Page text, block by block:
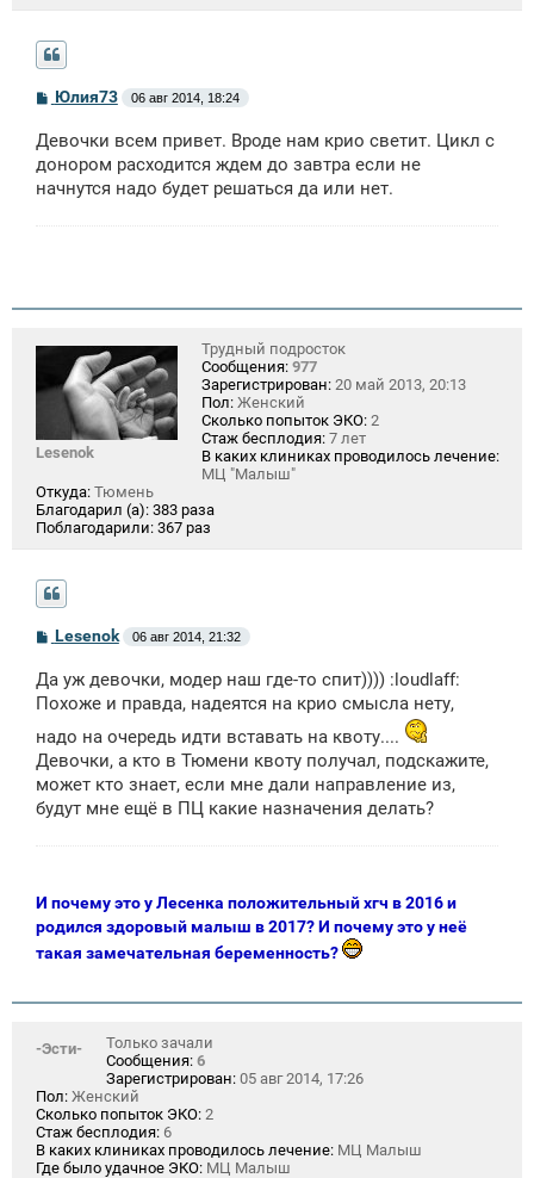
С
б
щ
н
Юлия73 06 авг 2014, 18:24
Девочки всем привет. Вроде нам крио светит. Цикл с
донором расходится ждем до завтра если не
начнутся надо будет решаться да или нет.
Lesenok
Трудный подросток
Сообщения: 977
Зарегистрирован: 20 май 2013, 20:13
Пол: Женский
Сколько попыток ЭКО: 2
Стаж бесплодия: 7 лет
В каких клиниках проводилось лечение:
МЦ "Малыш"
Откуда: Тюмень
Благодарил (а): 383 раза
Поблагодарили: 367 раз
С
б
щ
н
и
е
Lesenok 06 авг 2014, 21:32
Да уж девочки, модер наш где-то спит)))) :loudlaff:
Похоже и правда, надеятся на крио смысла нету,
надо на очередь идти вставать на квоту....
Девочки, а кто в Тюмени квоту получал, подскажите,
может кто знает, если мне дали направление из,
будут мне ещё в ПЦ какие назначения делать?
И почему это у Лесенка положительный хгч в 2016 и
родился здоровый малыш в 2017? И почему это у неё
такая замечательная беременность?
-Эсти-
Только зачали
Сообщения: 6
Зарегистрирован: 05 авг 2014, 17:26
Пол: Женский
Сколько попыток ЭКО: 2
Стаж бесплодия: 6
В каких клиниках проводилось лечение: МЦ Малыш
Где было удачное ЭКО: МЦ Малыш